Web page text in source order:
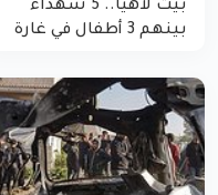
بيت لاهيا.. 5 شهداء
بينهم 3 أطفال في غارة
غزة